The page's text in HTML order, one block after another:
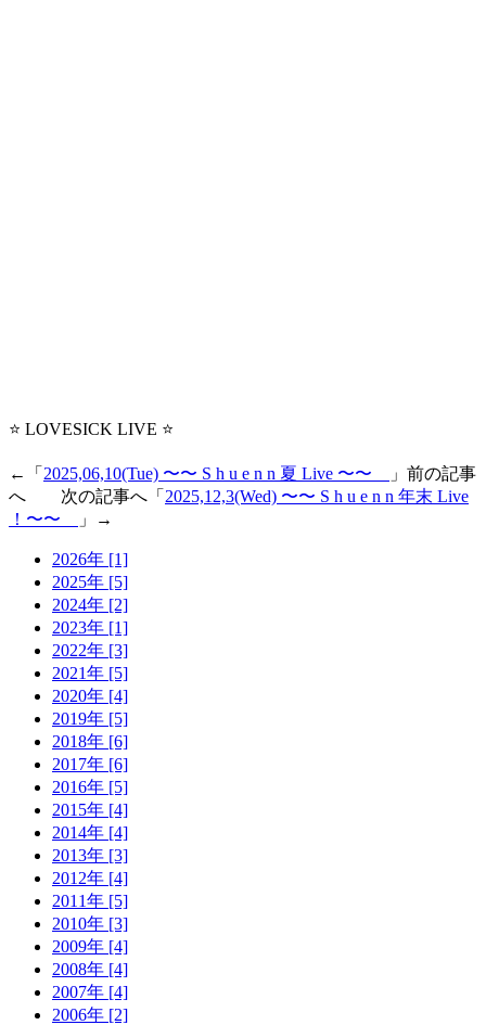
⭐️ LOVESICK LIVE ⭐️
←「 2025,06,10(Tue) 〜〜 S h u e n n 夏 Live 〜〜
」前の記事
へ 次の記事へ「 2025,12,3(Wed) 〜〜 S h u e n n 年末 Live
！〜〜
」→
2026年 [1]
2025年 [5]
2024年 [2]
2023年 [1]
2022年 [3]
2021年 [5]
2020年 [4]
2019年 [5]
2018年 [6]
2017年 [6]
2016年 [5]
2015年 [4]
2014年 [4]
2013年 [3]
2012年 [4]
2011年 [5]
2010年 [3]
2009年 [4]
2008年 [4]
2007年 [4]
2006年 [2]